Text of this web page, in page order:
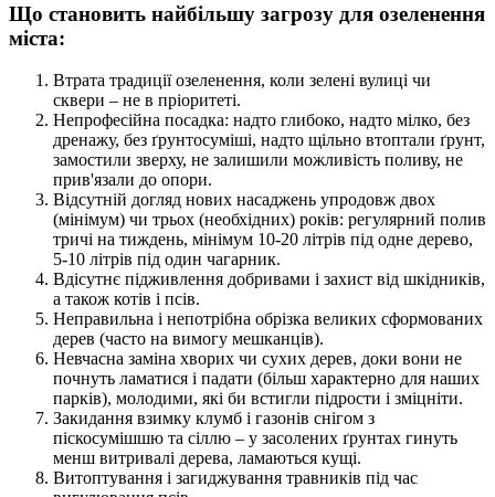
Що становить найбільшу загрозу для озеленення
міста:
Втрата традиції озеленення, коли зелені вулиці чи
сквери – не в пріоритеті.
Непрофесійна посадка: надто глибоко, надто мілко, без
дренажу, без ґрунтосуміші, надто щільно втоптали ґрунт,
замостили зверху, не залишили можливість поливу, не
прив'язали до опори.
Відсутній догляд нових насаджень упродовж двох
(мінімум) чи трьох (необхідних) років: регулярний полив
тричі на тиждень, мінімум 10-20 літрів під одне дерево,
5-10 літрів під один чагарник.
Вдісутнє підживлення добривами і захист від шкідників,
а також котів і псів.
Неправильна і непотрібна обрізка великих сформованих
дерев (часто на вимогу мешканців).
Невчасна заміна хворих чи сухих дерев, доки вони не
почнуть ламатися і падати (більш характерно для наших
парків), молодими, які би встигли підрости і зміцніти.
Закидання взимку клумб і газонів снігом з
піскосумішшю та сіллю – у засолених ґрунтах гинуть
менш витривалі дерева, ламаються кущі.
Витоптування і загиджування травників під час